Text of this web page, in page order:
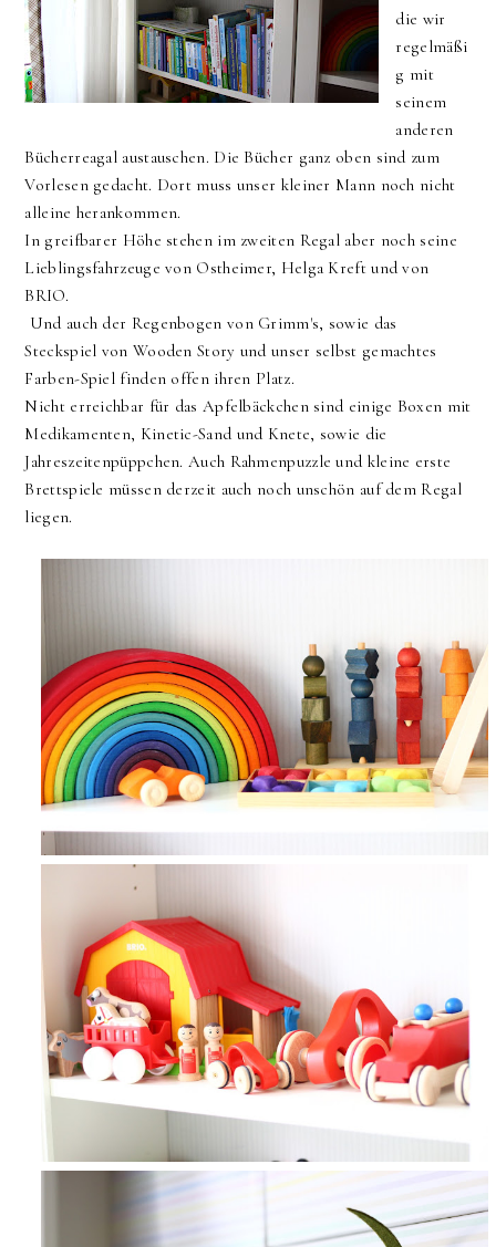
die wir
regelmäßi
g mit
seinem
anderen
Bücherreagal austauschen. Die Bücher ganz oben sind zum
Vorlesen gedacht. Dort muss unser kleiner Mann noch nicht
alleine herankommen.
In greifbarer Höhe stehen im zweiten Regal aber noch seine
Lieblingsfahrzeuge von Ostheimer, Helga Kreft und von
BRIO.
Und auch der Regenbogen von Grimm's, sowie das
Steckspiel von Wooden Story und unser selbst gemachtes
Farben-Spiel finden offen ihren Platz.
Nicht erreichbar für das Apfelbäckchen sind einige Boxen mit
Medikamenten, Kinetic-Sand und Knete, sowie die
Jahreszeitenpüppchen. Auch Rahmenpuzzle und kleine erste
Brettspiele müssen derzeit auch noch unschön auf dem Regal
liegen.